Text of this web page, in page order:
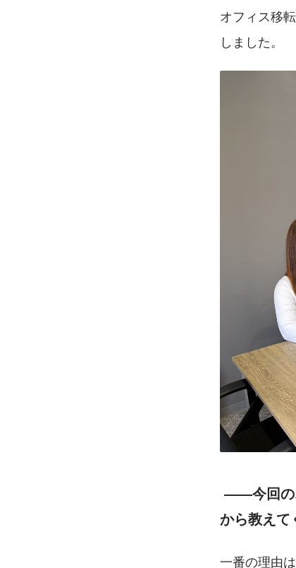
オフィス移
しました。
から教えて
一番の理由